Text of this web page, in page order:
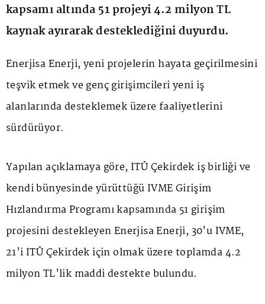
kapsamı altında 51 projeyi 4.2 milyon TL
kaynak ayırarak desteklediğini duyurdu.
Enerjisa Enerji, yeni projelerin hayata geçirilmesini
teşvik etmek ve genç girişimcileri yeni iş
alanlarında desteklemek üzere faaliyetlerini
sürdürüyor.
Yapılan açıklamaya göre, İTÜ Çekirdek iş birliği ve
kendi bünyesinde yürüttüğü İVME Girişim
Hızlandırma Programı kapsamında 51 girişim
projesini destekleyen Enerjisa Enerji, 30'u İVME,
21'i İTÜ Çekirdek için olmak üzere toplamda 4.2
milyon TL'lik maddi destekte bulundu.